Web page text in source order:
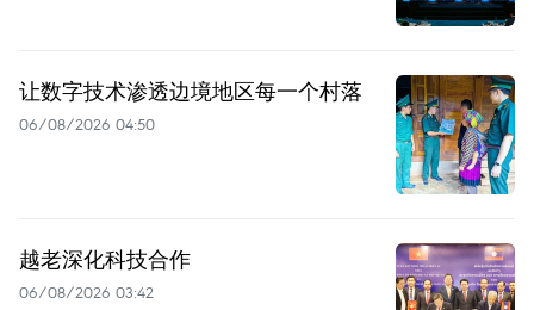
让数字技术渗透边境地区每一个村落
06/08/2026 04:50
越老深化科技合作
06/08/2026 03:42